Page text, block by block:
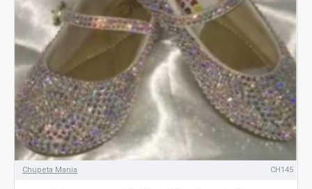
Chupeta Mania CH145